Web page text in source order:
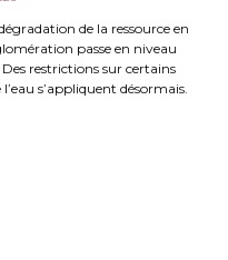
de la ressource en
passe en niveau
Des restrictions sur certains
l’eau s’appliquent désormais.